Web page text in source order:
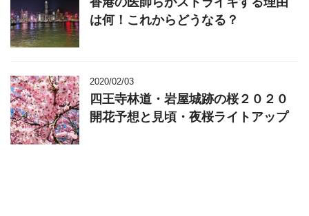
は何！これからどうなる？
2020/02/03
四王寺林道・岩屋城跡の桜２０２０
開花予想と見頃・夜桜ライトアップ